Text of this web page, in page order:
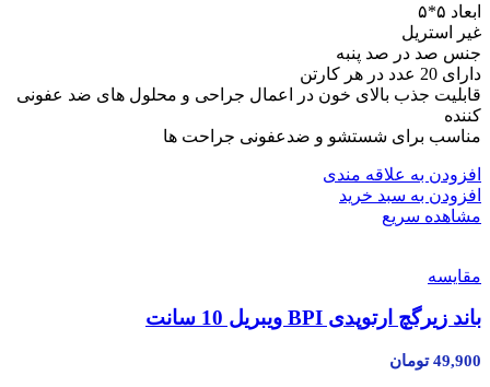
ابعاد ۵*۵
غیر استریل
جنس صد در صد پنبه
دارای 20 عدد در هر کارتن
قابلیت جذب بالای خون در اعمال جراحی و محلول های ضد عفونی
کننده
مناسب برای شستشو و ضدعفونی جراحت ها
افزودن به علاقه مندی
افزودن به سبد خرید
مشاهده سریع
مقایسه
باند زیر‌گچ ارتوپدی BPI ویبریل 10 سانت
49,900 تومان